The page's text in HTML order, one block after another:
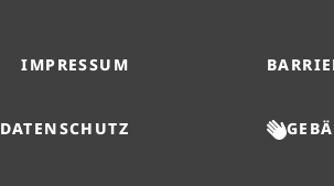
IMPRESSUM
DATENSCHUTZ